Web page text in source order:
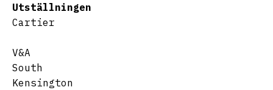
Utställningen
Cartier
V&A
South
Kensington